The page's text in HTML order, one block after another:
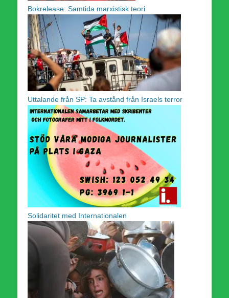
Bokrelease: Samtida marxistisk teori
Uttalande från SP: Ta avstånd från Israels terror
Solidaritet med Internationalen